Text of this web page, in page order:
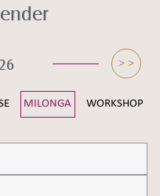
gehen > >
MILONGA WORKSHOP